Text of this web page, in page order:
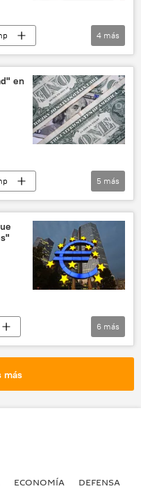
4 más
en
5 más
6 más
más
ECONOMÍA DEFENSA